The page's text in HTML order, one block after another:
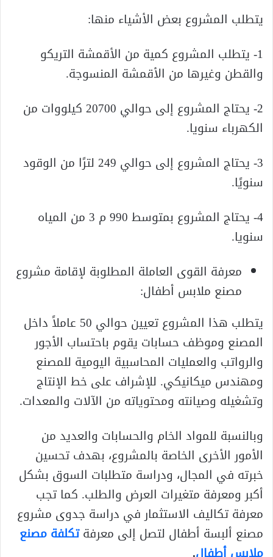
يتطلب المشروع بعض الأشياء منها:
1- يتطلب المشروع كمية من الأقمشة التريكو
والقطن وغيرها من الأقمشة المنسوجة.
2- يحتاج المشروع إلى حوالي 20700 كيلووات من
الكهرباء سنويا.
3- يحتاج المشروع إلى حوالي 249 لترًا من الوقود
سنويًا.
4- يحتاج المشروع بمتوسط ​​990 م 3 من المياه
سنويا.
معرفة القوى العاملة المطلوبة لإقامة مشروع
مصنع ملابس أطفال:
يتطلب هذا المشروع تعيين حوالي 50 عاملاً داخل
المصنع وموظف حسابات يقوم باحتساب الأجور
والرواتب والعمليات المحاسبية اليومية للمصنع
ومهندس ميكانيكي. للإشراف على خط الإنتاج
وتشغيله وصيانته ومحتوياته من الآلات والمعدات.
وبالنسبة للمواد الخام والحسابات والعديد من
الأمور الأخرى الخاصة بالمشروع، بهدف تحسين
خبرته في المجال، ودراسة متطلبات السوق بشكل
أكبر ومعرفة متغيرات العرض والطلب. كما تجب
معرفة تكاليف الاستثمار في دراسة جدوى مشروع
مصنع ألبسة أطفال لتصل إلى معرفةتكلفة مصنع